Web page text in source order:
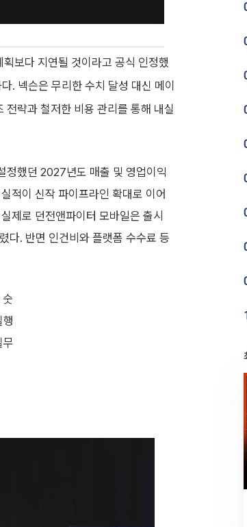
보다 지연될 것이라고 공식 인정했
. 넥슨은 무리한 수치 달성 대신 메이
략과 철저한 비용 관리를 통해 내실
했던 2027년도 매출 및 영업이익
적이 신작 파이프라인 확대로 이어
제로 던전앤파이터 모바일은 출시
다. 반면 인건비와 플랫폼 수수료 등
무